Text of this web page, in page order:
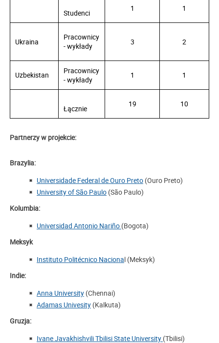
Studenci
1 1
Ukraina
Pracownicy
- wykłady
3 2
Uzbekistan
Pracownicy
- wykłady
1 1
Łącznie
19 10
Partnerzy w projekcie:
Brazylia:
Universidade Federal de Ouro Preto (Ouro Preto)
University of São Paulo (São Paulo)
Kolumbia:
Universidad Antonio Nariño (Bogota)
Meksyk
Instituto Politécnico Nacional (Meksyk)
Indie:
Anna University (Chennai)
Adamas Univesity (Kalkuta)
Gruzja:
Ivane Javakhishvili Tbilisi State University (Tbilisi)